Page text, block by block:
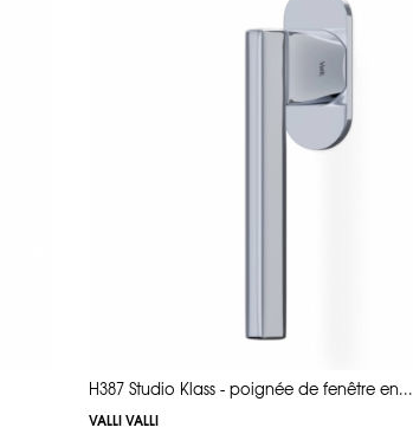
H387 Studio Klass - poignée de fenêtre en...
VALLI VALLI